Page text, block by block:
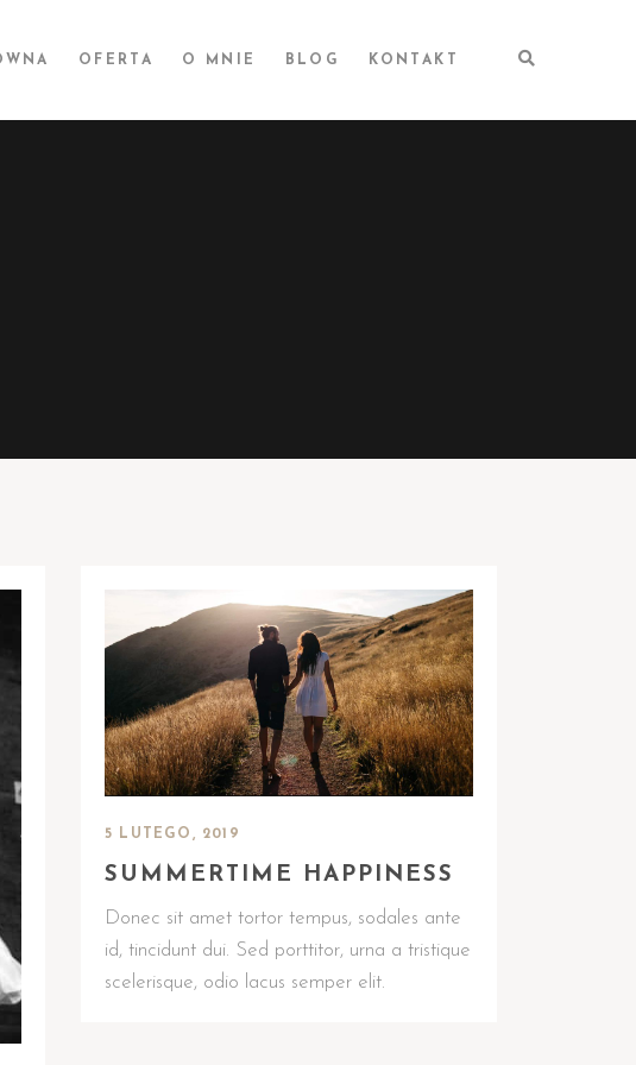
OFERTA O MNIE BLOG KONTAKT
5 LUTEGO, 2019
SUMMERTIME HAPPINESS
Donec sit amet tortor tempus, sodales ante
id, tincidunt dui. Sed porttitor, urna a tristique
scelerisque, odio lacus semper elit.